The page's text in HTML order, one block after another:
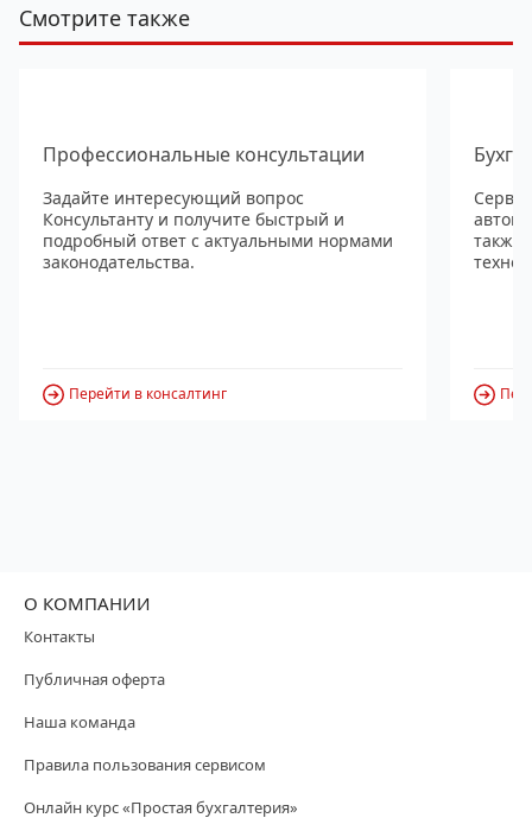
Смотрите также
Профессиональные консультации
Задайте интересующий вопрос
Консультанту и получите быстрый и
подробный ответ с актуальными нормами
законодательства.
Перейти в консалтинг
также
О КОМПАНИИ
Контакты
Публичная оферта
Наша команда
Правила пользования сервисом
Онлайн курс «Простая бухгалтерия»